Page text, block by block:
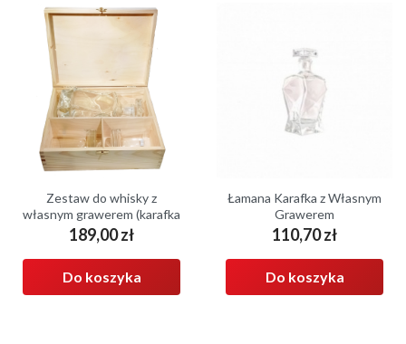
Zestaw do whisky z
własnym grawerem (karafka
+ 2 szklanki + pudełko)
Cena
189,00 zł
Do koszyka
Łamana Karafka z Własnym
Grawerem
Cena
110,70 zł
Do koszyka